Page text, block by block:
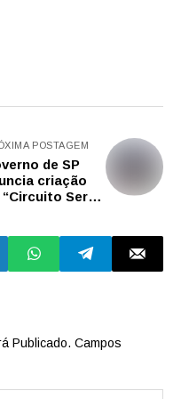
POSTAGEM
de SP
criação
“Circuito Serra,
Publicado. Campos